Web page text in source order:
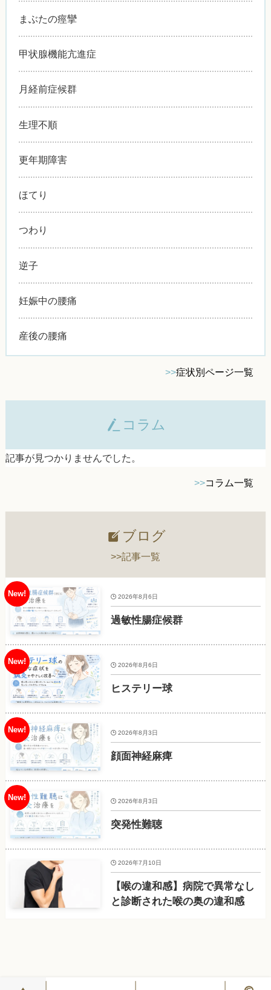
まぶたの痙攣
甲状腺機能亢進症
月経前症候群
生理不順
更年期障害
ほてり
つわり
逆子
妊娠中の腰痛
産後の腰痛
>>症状別ページ一覧
コラム
記事が見つかりませんでした。
>>コラム一覧
ブログ
>>記事一覧
過敏性腸症候群
2026年8月6日
ヒステリー球
2026年8月6日
顔面神経麻痺
2026年8月3日
突発性難聴
2026年8月3日
【喉の違和感】病院で異常なし
と診断された喉の奥の違和感
2026年7月10日